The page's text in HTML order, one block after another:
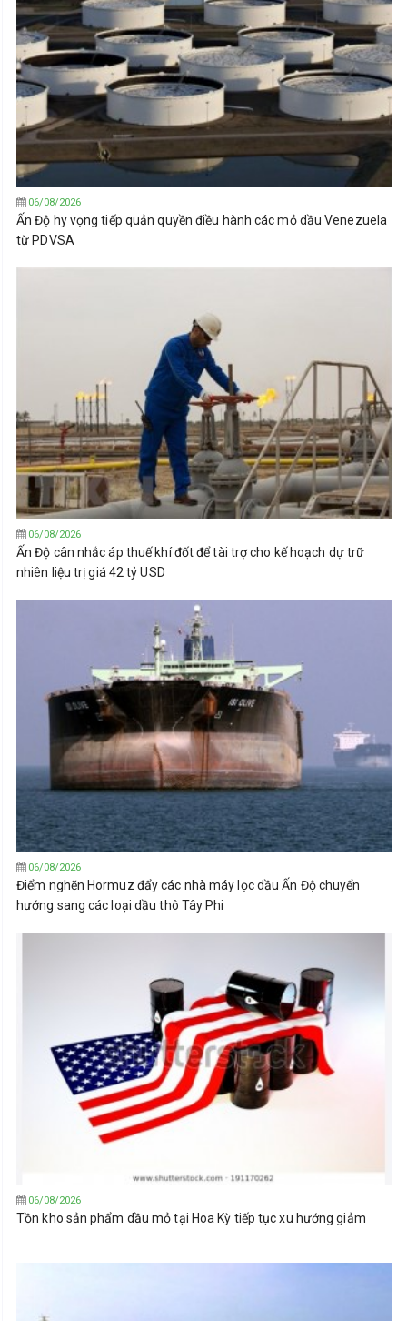
06/08/2026
Ấn Độ hy vọng tiếp quản quyền điều hành các mỏ dầu Venezuela
từ PDVSA
06/08/2026
Ấn Độ cân nhắc áp thuế khí đốt để tài trợ cho kế hoạch dự trữ
nhiên liệu trị giá 42 tỷ USD
06/08/2026
Điểm nghẽn Hormuz đẩy các nhà máy lọc dầu Ấn Độ chuyển
hướng sang các loại dầu thô Tây Phi
06/08/2026
Tồn kho sản phẩm dầu mỏ tại Hoa Kỳ tiếp tục xu hướng giảm